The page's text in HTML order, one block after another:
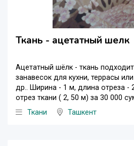
Ткань - ацетатный шелк
Ацетатный шёлк - ткань
занавесок для кухни, террасы
др.. Ширина - 1 м, длина отреза -
отрез ткани ( 2, 50 м) за 30 000
Ткани
Ташкент